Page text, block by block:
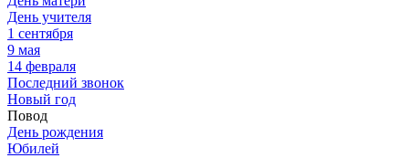
День учителя
1 сентября
9 мая
14 февраля
Последний звонок
Новый год
Повод
День рождения
Юбилей